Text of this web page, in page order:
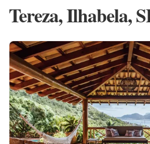
Tereza, Ilhabela,